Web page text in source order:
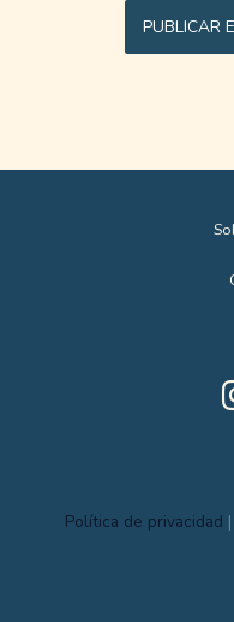
Política de privacidad |